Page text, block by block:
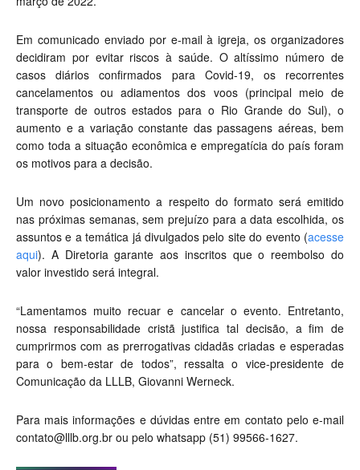
Em comunicado enviado por e-mail à igreja, os organizadores
decidiram por evitar riscos à saúde. O altíssimo número de
casos diários confirmados para Covid-19, os recorrentes
cancelamentos ou adiamentos dos voos (principal meio de
transporte de outros estados para o Rio Grande do Sul), o
aumento e a variação constante das passagens aéreas, bem
como toda a situação econômica e empregatícia do país foram
os motivos para a decisão.
Um novo posicionamento a respeito do formato será emitido
nas próximas semanas, sem prejuízo para a data escolhida, os
assuntos e a temática já divulgados pelo site do evento (acesse
aqui). A Diretoria garante aos inscritos que o reembolso do
valor investido será integral.
“Lamentamos muito recuar e cancelar o evento. Entretanto,
nossa responsabilidade cristã justifica tal decisão, a fim de
cumprirmos com as prerrogativas cidadãs criadas e esperadas
para o bem-estar de todos”, ressalta o vice-presidente de
Comunicação da LLLB, Giovanni Werneck.
Para mais informações e dúvidas entre em contato pelo e-mail
contato@lllb.org.br ou pelo whatsapp (51) 99566-1627.